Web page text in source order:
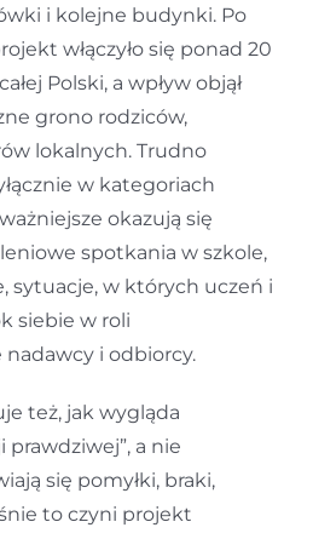
i kolejne budynki. Po
włączyło się ponad 20
Polski, a wpływ objął
grono rodziców,
lokalnych. Trudno
w kategoriach
okazują się
spotkania w szkole,
sytuacje, w których uczeń i
siebie w roli
nadawcy i odbiorcy.
też, jak wygląda
prawdziwej”, a nie
się pomyłki, braki,
to czyni projekt